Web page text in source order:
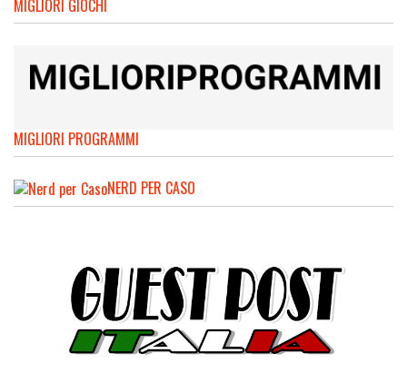
MIGLIORI GIOCHI
MIGLIORI PROGRAMMI
NERD PER CASO